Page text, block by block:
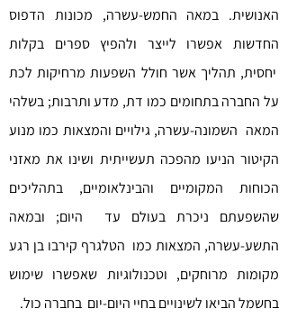
האנושית. במאה החמש-עשרה, מכונות הדפוס
החדשות אפשרו לייצר ולהפיץ ספרים בקלות
יחסית, תהליך אשר חולל השפעות מרחיקות לכת
על החברה בתחומים כמו דת, מדע ותרבות; בשלהי
המאה השמונה-עשרה, גילויים והמצאות כמו מנוע
הקיטור הניעו מהפכה תעשייתית ושינו את מאזני
הכוחות המקומיים והבינלאומיים, בתהליכים
שהשפעתם ניכרת בעולם עד היום; ובמאה
התשע-עשרה, המצאות כמו הטלגרף קירבו בן רגע
מקומות מרוחקים, וטכנולוגיות שאפשרו שימוש
בחשמל הביאו לשינויים בחיי היום-יום בחברה כול.